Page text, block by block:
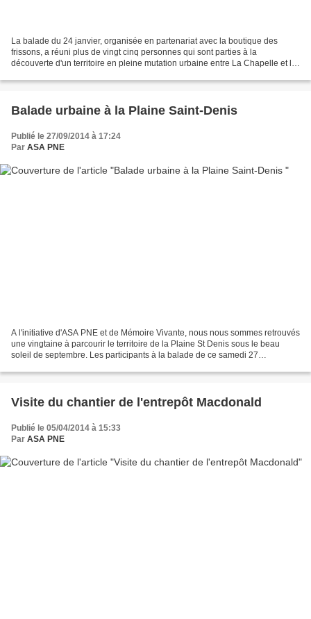
La balade du 24 janvier, organisée en partenariat avec la boutique des
frissons, a réuni plus de vingt cinq personnes qui sont parties à la
découverte d'un territoire en pleine mutation urbaine entre La Chapelle et la
Balade urbaine à la Plaine Saint-Denis
Publié le 27/09/2014 à 17:24
Par ASA PNE
A l'initiative d'ASA PNE et de Mémoire Vivante, nous nous sommes retrouvés
une vingtaine à parcourir le territoire de la Plaine St Denis sous le beau
soleil de septembre. Les participants à la balade de ce samedi 27
Visite du chantier de l'entrepôt Macdonald
Publié le 05/04/2014 à 15:33
Par ASA PNE